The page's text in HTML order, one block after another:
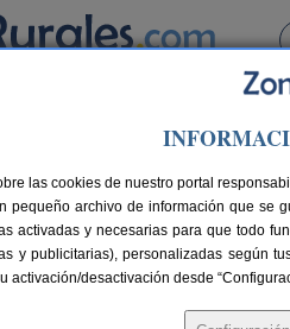
Busca por pueblo
> Castejón de Las Armas
cerca de Castejón de
las cookies de nuestro portal
pequeño archivo de información que se
activadas y necesarias para que todo
y publicitarias), personalizadas según
activación/desactivación desde